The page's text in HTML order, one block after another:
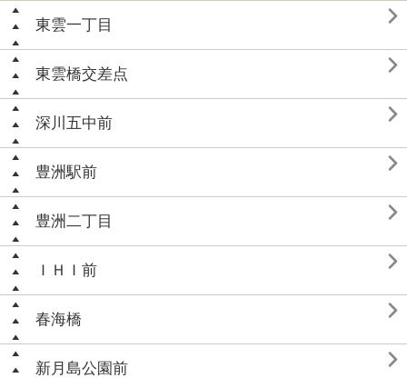
東雲一丁目 
東雲橋交差点 
深川五中前 
豊洲駅前 
豊洲二丁目 
ＩＨＩ前 
春海橋 
新月島公園前 